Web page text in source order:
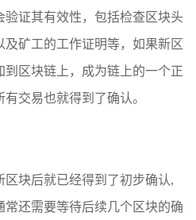
证其有效性，包括检查区块头
矿工的工作证明等，如果新区
区块链上，成为链上的一个正
交易也就得到了确认。
区块后就已经得到了初步确认,
还需要等待后续几个区块的确